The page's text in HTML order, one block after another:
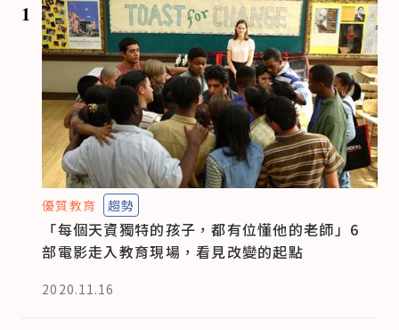
1
優質教育 趨勢
「每個天資獨特的孩子，都有位懂他的老師」6
部電影走入教育現場，看見改變的起點
2020.11.16